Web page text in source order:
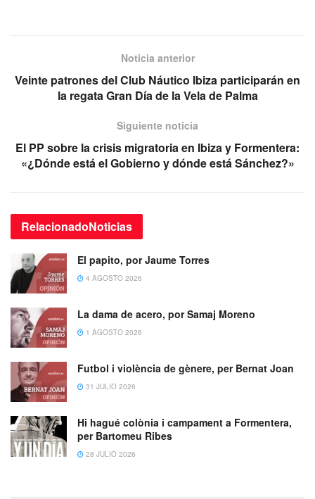
Noticia anterior
Veinte patrones del Club Náutico Ibiza participarán en
la regata Gran Día de la Vela de Palma
Siguiente noticia
El PP sobre la crisis migratoria en Ibiza y Formentera:
«¿Dónde está el Gobierno y dónde está Sánchez?»
RelacionadoNoticias
El papito, por Jaume Torres
4 AGOSTO 2026
La dama de acero, por Samaj Moreno
1 AGOSTO 2026
Futbol i violència de gènere, per Bernat Joan
31 JULIO 2026
Hi hagué colònia i campament a Formentera,
per Bartomeu Ribes
28 JULIO 2026